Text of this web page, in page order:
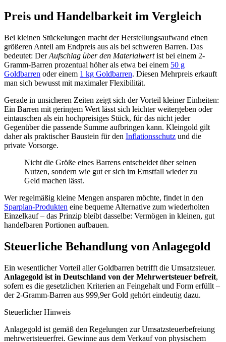
Preis und Handelbarkeit im Vergleich
Bei kleinen Stückelungen macht der Herstellungsaufwand einen
größeren Anteil am Endpreis aus als bei schweren Barren. Das
bedeutet: DerAufschlag über den Materialwertist bei einem 2-
Gramm-Barren prozentual höher als etwa bei einem 50 g
Goldbarren oder einem 1 kg Goldbarren. Diesen Mehrpreis erkauft
man sich bewusst mit maximaler Flexibilität.
Gerade in unsicheren Zeiten zeigt sich der Vorteil kleiner Einheiten:
Ein Barren mit geringem Wert lässt sich leichter weitergeben oder
eintauschen als ein hochpreisiges Stück, für das nicht jeder
Gegenüber die passende Summe aufbringen kann. Kleingold gilt
daher als praktischer Baustein für den Inflationsschutz und die
private Vorsorge.
Nicht die Größe eines Barrens entscheidet über seinen
Nutzen, sondern wie gut er sich im Ernstfall wieder zu
Geld machen lässt.
Wer regelmäßig kleine Mengen ansparen möchte, findet in den
Sparplan-Produkten eine bequeme Alternative zum wiederholten
Einzelkauf – das Prinzip bleibt dasselbe: Vermögen in kleinen, gut
handelbaren Portionen aufbauen.
Steuerliche Behandlung von Anlagegold
Ein wesentlicher Vorteil aller Goldbarren betrifft die Umsatzsteuer.
Anlagegold ist in Deutschland von der Mehrwertsteuer befreit,
sofern es die gesetzlichen Kriterien an Feingehalt und Form erfüllt –
der 2-Gramm-Barren aus 999,9er Gold gehört eindeutig dazu.
Steuerlicher Hinweis
Anlagegold ist gemäß den Regelungen zur Umsatzsteuerbefreiung
mehrwertsteuerfrei. Gewinne aus dem Verkauf von physischem